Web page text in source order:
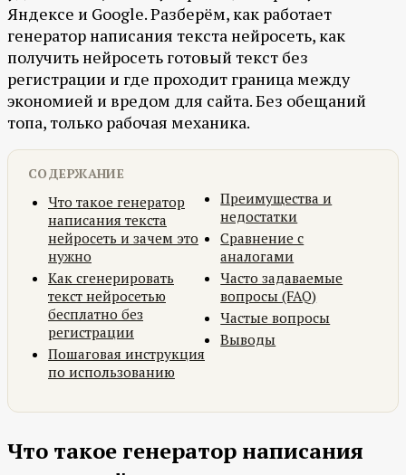
Яндексе и Google. Разберём, как работает
генератор написания текста нейросеть, как
получить нейросеть готовый текст без
регистрации и где проходит граница между
экономией и вредом для сайта. Без обещаний
топа, только рабочая механика.
СОДЕРЖАНИЕ
Что такое генератор
написания текста
нейросеть и зачем это
нужно
Как сгенерировать
текст нейросетью
бесплатно без
регистрации
Пошаговая инструкция
по использованию
Преимущества и
недостатки
Сравнение с
аналогами
Часто задаваемые
вопросы (FAQ)
Частые вопросы
Выводы
Что такое генератор написания